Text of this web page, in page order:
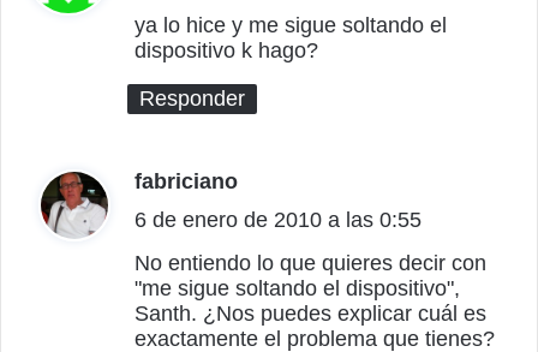
c
e
:
ya lo hice y me sigue soltando el
dispositivo k hago?
Responder
fabriciano
c
e
:
6 de enero de 2010 a las 0:55
No entiendo lo que quieres decir con
"me sigue soltando el dispositivo",
Santh. ¿Nos puedes explicar cuál es
exactamente el problema que tienes?